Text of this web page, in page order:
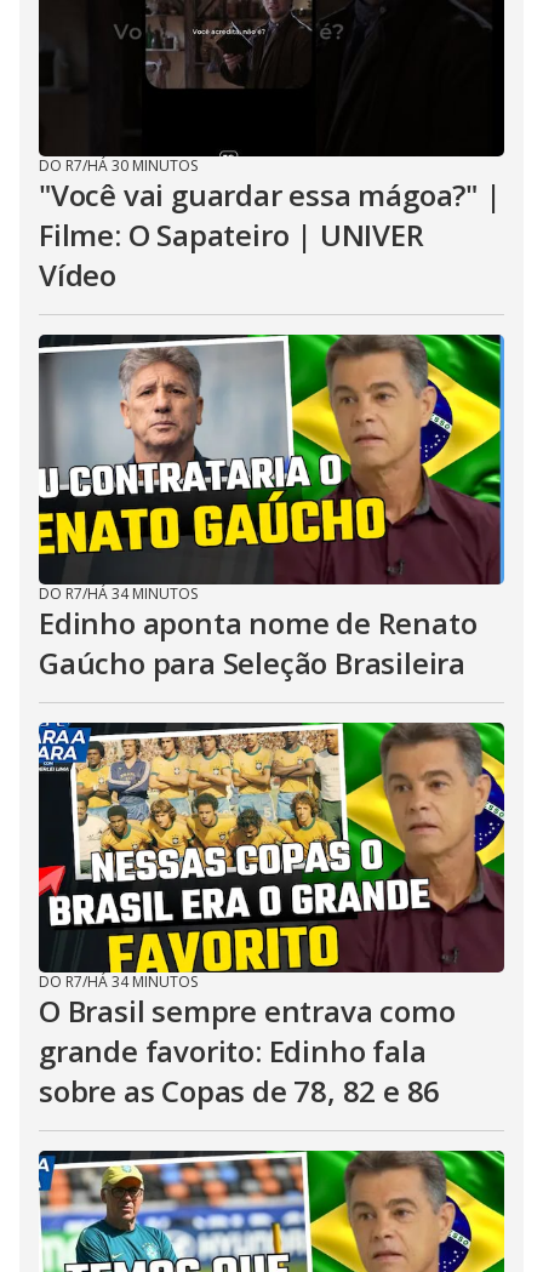
DO R7/HÁ 30 MINUTOS
"Você vai guardar essa mágoa?" |
Filme: O Sapateiro | UNIVER
Vídeo
DO R7/HÁ 34 MINUTOS
Edinho aponta nome de Renato
Gaúcho para Seleção Brasileira
DO R7/HÁ 34 MINUTOS
O Brasil sempre entrava como
grande favorito: Edinho fala
sobre as Copas de 78, 82 e 86